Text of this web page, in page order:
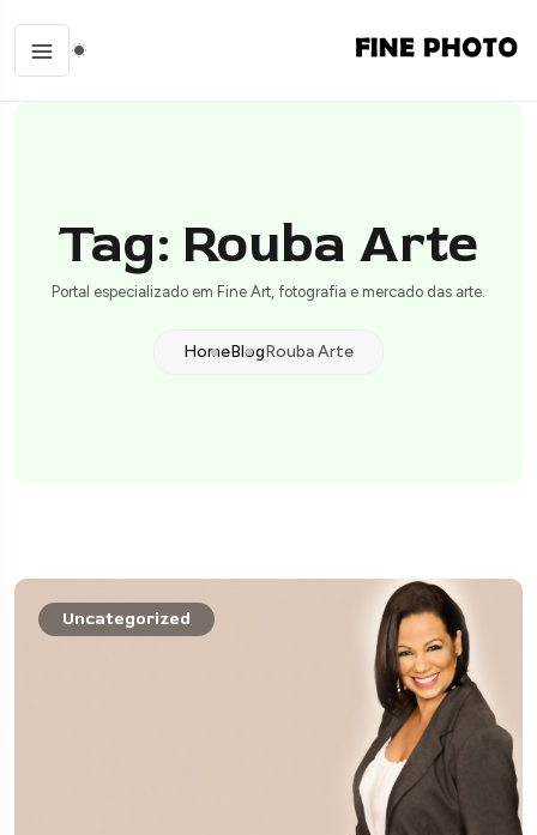
Tag: Rouba Arte
Portal especializado em Fine Art, fotografia e mercado das arte.
HomeBlogRouba Arte
Uncategorized